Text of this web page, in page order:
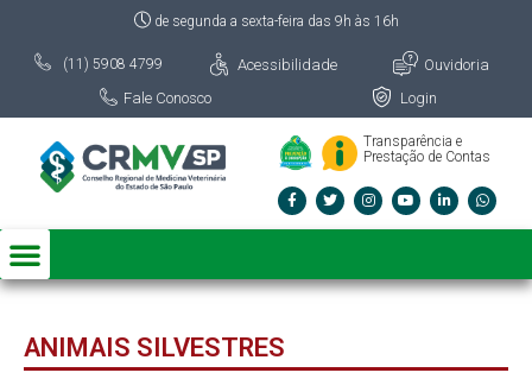
de segunda a sexta-feira das 9h às 16h
(11) 5908 4799 Acessibilidade
Ouvidoria
Fale Conosco
Login
Transparência e
Prestação de Contas
ANIMAIS SILVESTRES